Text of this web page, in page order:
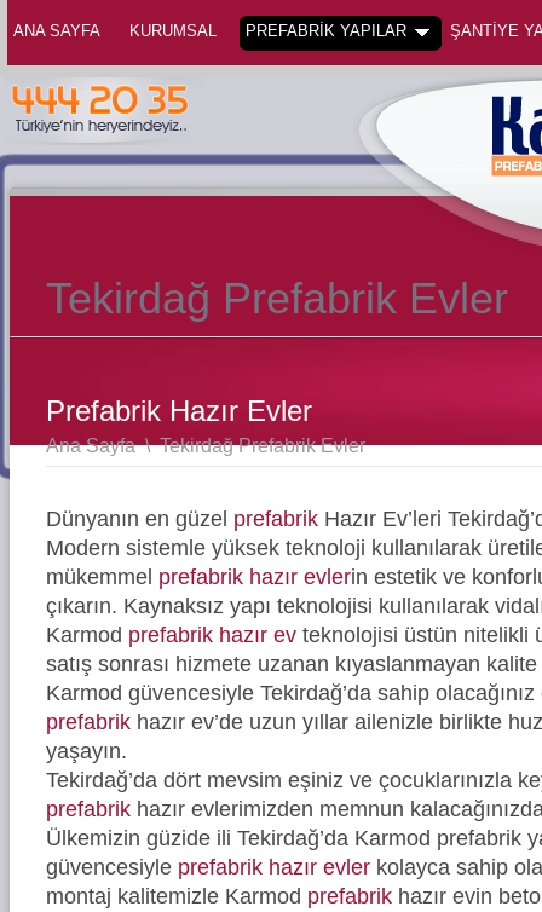
ANA SAYFA KURUMSAL PREFABRİK YAPILAR ŞANTİYE
Tekirdağ Prefabrik Evler
Prefabrik Hazır Evler
Ana Sayfa \Tekirdağ Prefabrik Evler
Dünyanın en güzel prefabrik Hazır Ev’leri
Modern sistemle yüksek teknoloji kullanılarak
mükemmel prefabrik hazır evlerin estetik ve
çıkarın. Kaynaksız yapı teknolojisi kullanılarak
Karmod prefabrik hazır ev teknolojisi üstün nitelikli
satış sonrası hizmete uzanan kıyaslanmayan kalite
Karmod güvencesiyle Tekirdağ’da sahip
prefabrik hazır ev’de uzun yıllar ailenizle birlikte
yaşayın.
Tekirdağ’da dört mevsim eşiniz ve çocuklarınızla
prefabrik hazır evlerimizden memnun
Ülkemizin güzide ili Tekirdağ’da Karmod prefabrik
güvencesiyle prefabrik hazır evler kolayca sahip
montaj kalitemizle Karmod prefabrik hazır evin